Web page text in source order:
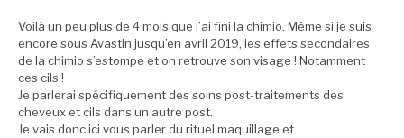
Voilà un peu plus de 4 mois que j’ai fini la chimio. Même si je suis
encore sous Avastin jusqu’en avril 2019, les effets secondaires
de la chimio s’estompe et on retrouve son visage ! Notamment
ces cils !
Je parlerai spécifiquement des soins post-traitements des
cheveux et cils dans un autre post.
Je vais donc ici vous parler du rituel maquillage et